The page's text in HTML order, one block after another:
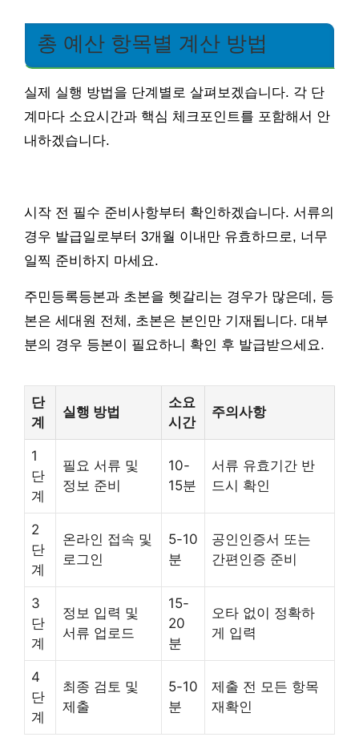
총 예산 항목별 계산 방법
실제 실행 방법을 단계별로 살펴보겠습니다. 각 단
계마다 소요시간과 핵심 체크포인트를 포함해서 안
내하겠습니다.
시작 전 필수 준비사항부터 확인하겠습니다. 서류의
경우 발급일로부터 3개월 이내만 유효하므로, 너무
일찍 준비하지 마세요.
주민등록등본과 초본을 헷갈리는 경우가 많은데, 등
본은 세대원 전체, 초본은 본인만 기재됩니다. 대부
분의 경우 등본이 필요하니 확인 후 발급받으세요.
단
계
실행 방법
소요
시간
주의사항
1
단
계
필요 서류 및
정보 준비
10-
15분
서류 유효기간 반
드시 확인
2
단
계
온라인 접속 및
로그인
5-10
분
공인인증서 또는
간편인증 준비
3
단
계
정보 입력 및
서류 업로드
15-
20
분
오타 없이 정확하
게 입력
4
단
계
최종 검토 및
제출
5-10
분
제출 전 모든 항목
재확인